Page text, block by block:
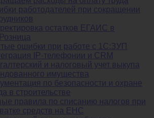
работодателей при сокращении
остатков ЕГАИС в
ошибки при работе с 1С:ЗУП
IP-телефонии и CRM
и налоговый учет выкупа
имущества
по безопасности и охране
в строительстве
правила по списанию налогов при
средств на ЕНС